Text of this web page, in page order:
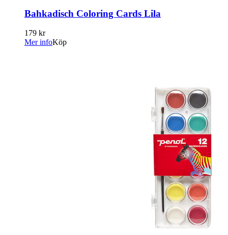
Bahkadisch Coloring Cards Lila
179 kr
Mer infoKöp